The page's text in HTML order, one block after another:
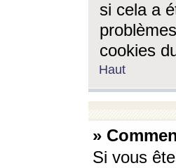
si cela a
cookies
Haut
»
Si vous